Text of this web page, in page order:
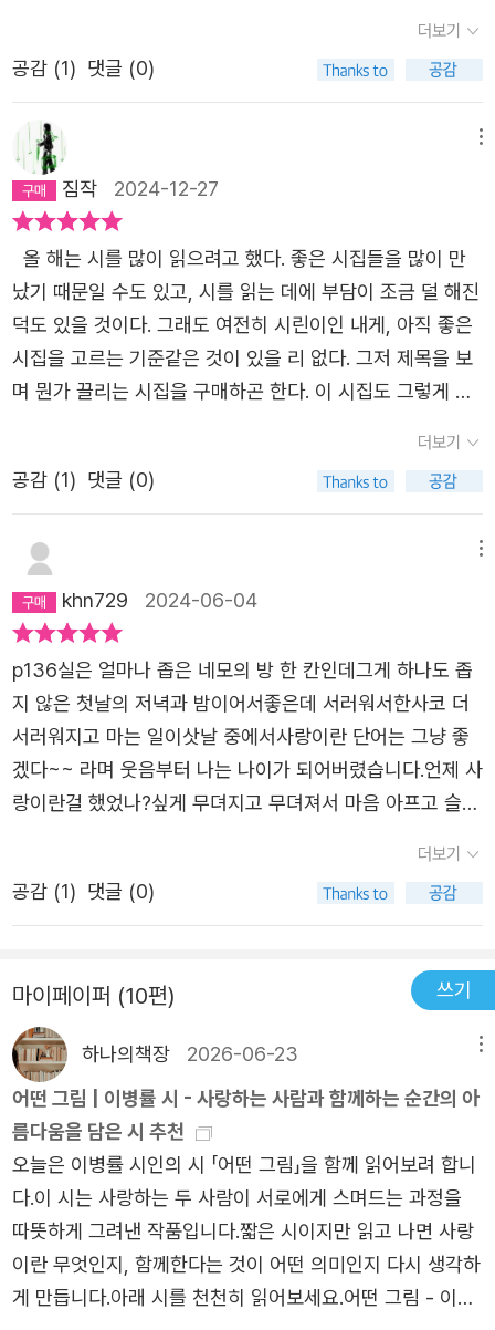
기를한없이 그렇게 반복해나는 말했지소금 만드는 일을 하
라고먹을 정도는 되지 않겠지만 옷 틈새 살 접히는 틈새에우
수수 떨어질 정도의 소금을 맺으라고그것이 우리 몸을 영하
로 떨어뜨리지 않는 길이라고오래 왔다는 사실과 멀리 갈 거
라는 계산은그래서 중요한 축적이라고나는 철길을 좋아해진
실을 향해 멀리 뻗어 있어서뱀을 좋아해마주치고 싶다는 이
유만으로좋아하는 것을 좋아하고좋아하는 곳에 씨앗이 모여
고인다는 사실을 좋아하고빨간 덩어리 하나가 있어천천히
쳐다보고 오래도 쳐다보고 있으면당돌하게 장미가 되어 피
는 것처럼말간 숨 하나오래 안에 들여놓고 키웠더니 춤이 되
고큰 사과 하나 깊이 먹었더니나 또한 하루 만에 똑같이 사
과가 되는 것처럼좋아하는 하나 종일 들고 걸으면언덕 너머
나무 밑 살고 싶은 곳에 도착하지아, 나는 나에게 전화 거는
것을 좋아해도대체 그게 가능하기나 한 건지어떻게 걸고 받
집이 출간되었습니다.사랑의 순간들을 연상케하는 구절들이
마치 채워지지 않는 공허함과도 같아 사랑과 이별, 외로움을
더 부각시켜 주는 것 같습니다.봄이 오면 생각나는 몇 가지
가 있는데 그 중 하나가 바로 '시'입니다.중학교 때, 봄에 만
난 선생님께서 종종 시 한 구절을 뽑아 선물해주셨는데 지금
도 제게 시 한 구절을 꼭 보내주신답니다.많은 대화가 오고
가지 않아도 신기하게 제 기분을 바로 알아차리시곤 제 상황
에 맞는 시 한편을 보내주세요.그래서인지 시를 떠올리면 사
랑은 물론 따스한 격려와 용기가 자연스레 연상된답니다.중
아놓고 있는데 이병률 시인의 시도 한 편 있답니다.훗날 보
내주셨던 시들을 차곡차곡 모아 이야기를 덧붙여 책으로 만
든게 진득한 관계 일 수 밖에 없다는 표현이다. 다만 마지막
거라 믿게 되었습니다'로 미루어 보아 혹여라고 굳건하던 시
선이 옳게 마주 보기 어려워지고 외면하려고 한다면 가장 먼
저 알아차릴 네 눈속에 내가 있을테니 그것만 기억해달라는
간절함이 보여졌다.​​📖누군가를 이토록 사랑한 적_ 이렇게
어디까지 좋아도 될까 싶어 자격을 떠올렸던 적 산 사람을
모방하고 열렬히 동의했던 적 / 나를 무엇을 해야 할지 모르
게 만들고 / 내가 달라질 수 있다는 믿음조차 상실한 적마침
내 당신과 떠나간 그곳에 먼저 도착해 있을 / 영원을 붙잡았
던 적​그렇다. 이 감정은 병이다. 그래서 치료도 필요하고 예
방도 필요한데 생각만큼 약발이 잘 듣지않아 애를 먹인다.
단하기도 어려운 질병이다. 모든 시작은 당신으로 시작했고,
그 끝도 당신으로 끝나길 바라지만 그렇지 않다는걸 이미 알
기에 영원을 붙잡고도 애원하고픈 마음이 마지막 문장에 담
겨있다. 나는 왜 이 시를 보면 에픽하이의 LOVE LOVE LOV
아깝지 않을 청춘이 시작되던 스무살에 들었던 노래이며 짝
사랑에 진득하게 취해 있던 그 해 겨울 이 가사때문에 꺼이
꺼이 울게 만들었던 것이 지금 이 시의 구절과 닮아있다. 노
래 가사중에 '이 세상의 모든 이별 노래가 당신 얘길거라 생
각해 본 적'이라는 파트가 있다. 그러고보니 문장의 끝마다
'~적'이라며 내가 하던 행동들이 다 이 때문이었음을 보여주
고 있다. 누군가를 사랑하는게 아니었다면 이러한 행동들이
수반되지도 않았을 것이며, 이러한 생각 자체도 하지 않았을
테니 이토록 미련한 행동들과 상황은 결국 다 사랑한 적으로
어드는 게 아니라 / 다른 언어를 쓰는 사람이 되어 미쳐 다닌
다​사랑의 끝은 행복이 아니라 남남이 되는 경우도 있다. 그
모든 감정과 상황을 쓰레기봉투에 꾹꾹 눌러담고 싶게 만드
는 엔딩. 그래서 결국 그와의 사랑은 쓰레기통에 쳐 넣을 만
큼 보기싫고 담아두고 싶지 않아 미간을 찡그리게 만든다.
모든 화살의 끝은 그로 정해두고 싶은 것이다. 누굴 탓하겠
나 싶어하며 그 사람을 과녁에 박아두는 것이다. 손으로 셈
을 할 수도 없을 많큼 행복했고 사랑스러웠으며 기쁘기도하
고 소중했던 기억마저 쿡쿡 찔러가며 시절 자체를 부정하게
만드는 사랑의 끝. 같은 단어와 같은 장소, 같은 사물을 보고
도 사랑을 하던 순간과 사랑을 끝낸 순간엔 모든 의미가 달
더보기
공감 (1) 댓글 (0)
짐작 2024-12-27
올 해는 시를 많이 읽으려고 했다. 좋은 시집들을 많이 만
났기 때문일 수도 있고, 시를 읽는 데에 부담이 조금 덜 해진
덕도 있을 것이다. 그래도 여전히 시린이인 내게, 아직 좋은
시집을 고르는 기준같은 것이 있을 리 없다. 그저 제목을 보
며 뭔가 끌리는 시집을 구매하곤 한다. 이 시집도 그렇게 만
다는 느낌만 있었을 뿐이다. 시인을 부단히도 생각해내려
했지만, 내 기억에서 시인의 작품을 본 기억은 없었다. 검색
였다. 두 작품을 모두 본 것은 아니지만, 베스트셀러로 기억
되고, 서점에서 두 책의 표지를 많이 봤었던 것 같다. 만남이
야, 시인분이야 어떻든, 제목에 이끌려 구입한 시집을 그렇
게 읽게 되었다. 읽기 시작하면서 '끌림'이 시작되었다. 뭐
야, 이거 너무 좋은데? 그동안 어렵게만 느껴지던 시들과는
분명 달랐다. 이 시집이 쉽다거나 그런 느낌은 아니다. 나에
게 맞는다고 해야 할까. 정서나 감정의 표현들이 느껴진다고
해야 할까. 시어에 녹아서 전달되는 서사도 좋았고, 서사에
전체가 눈 내린 간이역의 대합실이 떠오르게 했다. 그 대합
실의 한 가운데는 연통이 이어진 난로가 있는 그런 간이역
말이다. 간이역에서 느껴지는 포근함, 따스함, 외로움, 고독
다. 시를 읽기가 두려워지던 때도 있었다. 읽기가 힘들었기
때문이었을 것이다. 그 힘듦은 감정이 전달되지 않는 언어의
장벽에서 시작되었을 것이다. 이 시집에서는 그 장벽이 없는
것 같았다. 있더라도 낮아서 넘어갈 수 있었다. 설령 장벽이
너무 높아 넘어가기 어려울지라도 장벽의 어느 한 곳에는 그
곳을 통과할 수 있는 작은 문이라도 있었다. 그래서 좋았고,
그래서 따뜻했다. 다시 시를 읽기 시작한다. 다시 시가 좋아
진다.농밀당신 눈에 빛이 비치기 시작합니다사랑은 그런 것
입니다당신 눈 속에 반사된 풍경 안에내 모습도 나타나기 시
작했습니다사랑은 그런 것입니다세상의 여러 틀이자발적으
더보기
공감 (1) 댓글 (0)
khn729 2024-06-04
p136실은 얼마나 좁은 네모의 방 한 칸인데그게 하나도 좁
지 않은 첫날의 저녁과 밤이어서좋은데 서러워서한사코 더
서러워지고 마는 일이삿날 중에서사랑이란 단어는 그냥 좋
겠다~~ 라며 웃음부터 나는 나이가 되어버렸습니다.언제 사
랑이란걸 했었나?싶게 무뎌지고 무뎌져서 마음 아프고 슬픈
데..이병률시인의 시집 출간 제안을 받고 바로 눈 내리는 곳
으로 떠났다 는 첫 페이지부터 마음속이 두근두근 거리며사
슬퍼야하는데 그것마저도 이쁘게 보이는 하트눈이 되어 시
집을 읽었습니다♡♡
더보기
공감 (1) 댓글 (0)
마이페이퍼 (10편) 쓰기
하나의책장 2026-06-23
어떤 그림 | 이병률 시 - 사랑하는 사람과 함께하는 순간의 아
름다움을 담은 시 추천
오늘은 이병률 시인의 시 「어떤 그림」을 함께 읽어보려 합니
다.이 시는 사랑하는 두 사람이 서로에게 스며드는 과정을
따뜻하게 그려낸 작품입니다.짧은 시이지만 읽고 나면 사랑
이란 무엇인지, 함께한다는 것이 어떤 의미인지 다시 생각하
게 만듭니다.아래 시를 천천히 읽어보세요.어떤 그림 - 이병